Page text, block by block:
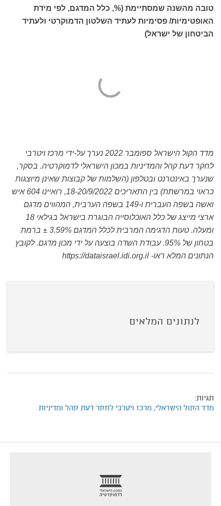
טובה מהשנה שמסתיימת (%, כלל המדגם, לפי מידת
האופטימיות/ פסימיות לעתיד השלטון הדמוקרטי ולעתיד
הביטחון של ישראל)
מדד הקול הישראל ספומבר 2022 נערך על-ידי מרכז ויטרבי
לחקר דעת קהל והמדיניות במכון הישראלי לדמוקרטיה. בסקר,
שנערך באינטרנט ובטלפון (השלמות של קבוצות שאינן מיוצגות
כראוי במרשתת) בין התאריכים 18-20/9/2022, רואיינו 604 איש
ואשה בשפה העברית ו-149 בשפה הערבית, המהווים מדגם
ארצי מייצג של כלל האוכלוסייה הבוגרת בישראל בגילאי 18
ומעלה. טעות הדגימה המרבית לכלל המדגם 3.59% ± ברמת
בטחון של 95%. עבודת השדה בוצעה על ידי מכון מדגם. לקובץ
הנתונים המלא ראו- https://dataisrael.idi.org.il
לנתונים המלאים
תגיות:
מדד הקול הישראלי, מרכז ויטרבי לחקר דעת קהל ומדיניות